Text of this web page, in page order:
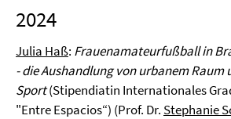
2024
Julia Haß: Frauenamateurfußball in
- die Aushandlung von urbanem Raum
Sport(Stipendiatin Internationales
"Entre Espacios“) (Prof. Dr. Stephanie